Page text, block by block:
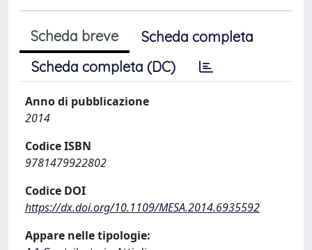
Scheda breve
Scheda completa
Scheda completa (DC)
Anno di pubblicazione
2014
Codice ISBN
9781479922802
Codice DOI
https://dx.doi.org/10.1109/MESA.2014.6935592
Appare nelle tipologie: